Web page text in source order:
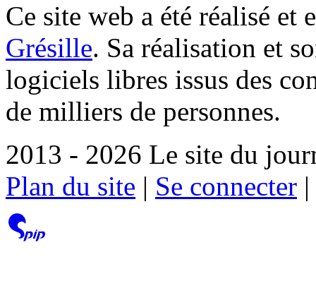
Ce site web a été réalisé et
Grésille. Sa réalisation et
logiciels libres issus des
de milliers de personnes.
2013 - 2026 Le site du
Plan du site | Se connecter |